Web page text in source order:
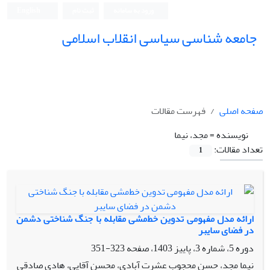
جامعه شناسی سیاسی انقلاب اسلامی
صفحه اصلی
فهرست مقالات
نویسنده =مجد، نیما
تعداد مقالات:
1
ارائه مدل مفهومی تدوین خط‌مشی مقابله با جنگ شناختی دشمن
در فضای سایبر
دوره 5، شماره 3، پاییز 1403، صفحه
323-351
نیما مجد، حسن محجوب عشرت آبادی، محسن آقایی، هادی صادقی